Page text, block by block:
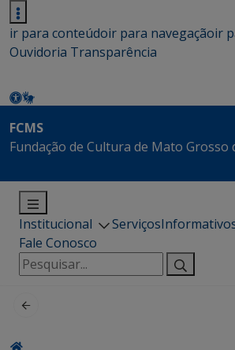
ir para conteúdoir para navegaçãoir
Ouvidoria Transparência
FCMS
Fundação de Cultura de Mato Grosso
Institucional Serviços
Fale Conosco
Pesquisar
por: